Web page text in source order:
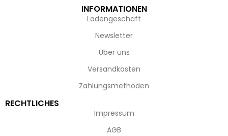
INFORMATIONEN
Ladengeschäft
Newsletter
Über uns
Versandkosten
Zahlungsmethoden
RECHTLICHES
Impressum
AGB